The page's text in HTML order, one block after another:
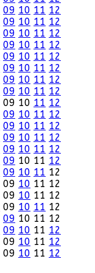
09 10 11 12
09 10 11 12
09 10 11 12
09 10 11 12
09 10 11 12
09 10 11 12
09 10 11 12
09 10 11 12
09 10 11 12
09 10 11 12
09 10 11 12
09 10 11 12
09 10 11 12
09 10 11 12
09 10 11 12
09 10 11 12
09 10 11 12
09 10 11 12
09 10 11 12
09 10 11 12
09 10 11 12
09 10 11 12